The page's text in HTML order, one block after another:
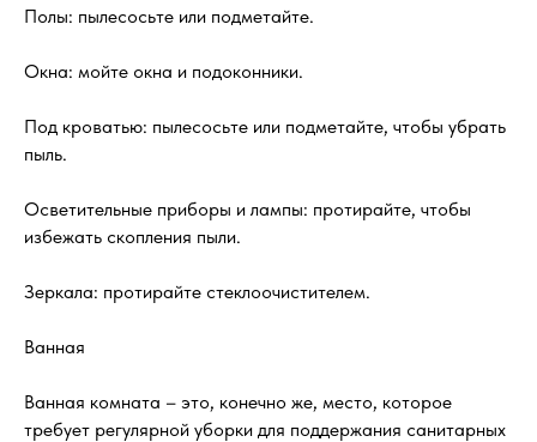
Полы: пылесосьте или подметайте.
Окна: мойте окна и подоконники.
Под кроватью: пылесосьте или подметайте, чтобы убрать
пыль.
Осветительные приборы и лампы: протирайте, чтобы
избежать скопления пыли.
Зеркала: протирайте стеклоочистителем.
Ванная
Ванная комната – это, конечно же, место, которое
требует регулярной уборки для поддержания санитарных